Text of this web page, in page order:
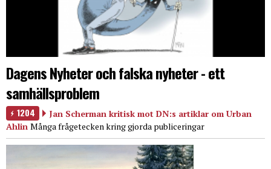
Dagens Nyheter och falska nyheter - ett
samhällsproblem
1204
Jan Scherman kritisk mot DN:s artiklar om Urban
Ahlin Många frågetecken kring gjorda publiceringar